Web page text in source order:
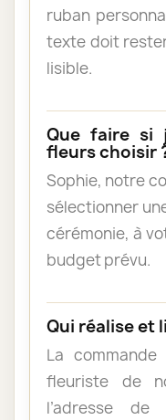
ruban
texte doit
lisible.
Que faire si
fleurs choisir
Sophie, notre
sélectionner
cérémonie, à
budget prévu.
Qui réalise et
La
fleuriste de
l’adresse